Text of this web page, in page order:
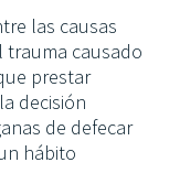
las causas
trauma causado
prestar
decisión
de defecar
hábito